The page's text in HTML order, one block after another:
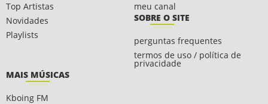
Top Artistas
Novidades
Playlists
meu canal
SOBRE O SITE
perguntas frequentes
termos de uso / política de
privacidade
MAIS MÚSICAS
Kboing FM